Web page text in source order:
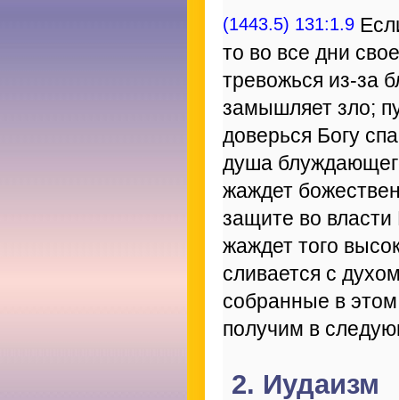
(1443.5) 131:1.9
то во все дни
тревожься из-за
замышляет зло;
доверься Богу
душа
жаждет
защите во
жаждет того
сливается с
собранные в
получим в
2. Иудаизм